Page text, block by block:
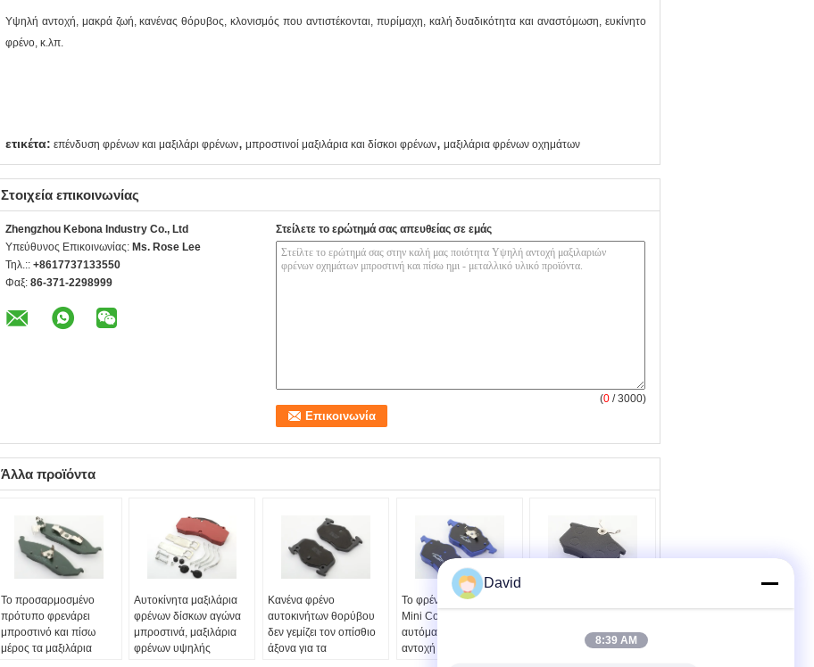
Υψηλή αντοχή, μακρά ζωή, κανένας θόρυβος, κλονισμός που αντιστέκονται, πυρίμαχη, καλή δυαδικότητα και αναστόμωση, ευκίνητο
φρένο, κ.λπ.
ετικέτα: επένδυση φρένων και μαξιλάρι φρένων, μπροστινοί μαξιλάρια και δίσκοι φρένων, μαξιλάρια φρένων οχημάτων
Στοιχεία επικοινωνίας
Zhengzhou Kebona Industry Co., Ltd
Υπεύθυνος Επικοινωνίας: Ms. Rose Lee
Τηλ.:: +8617737133550
Φαξ: 86-371-2298999
Στείλετε το ερώτημά σας απευθείας σε εμάς
(0 / 3000)
Άλλα προϊόντα
Το προσαρμοσμένο
πρότυπο φρενάρει
μπροστινό και πίσω
μέρος τα μαξιλάρια
Αυτοκίνητα μαξιλάρια
φρένων δίσκων αγώνα
μπροστινά, μαξιλάρια
φρένων υψηλής
Κανένα φρένο
αυτοκινήτων θορύβου
δεν γεμίζει τον οπίσθιο
άξονα για τα
Το φρένο οχημάτων του
Mini Cooper γεμίζει την
αυτόματη άριστη
αντοχή
τυποποιημένο μέγεθος
David
8:39 AM